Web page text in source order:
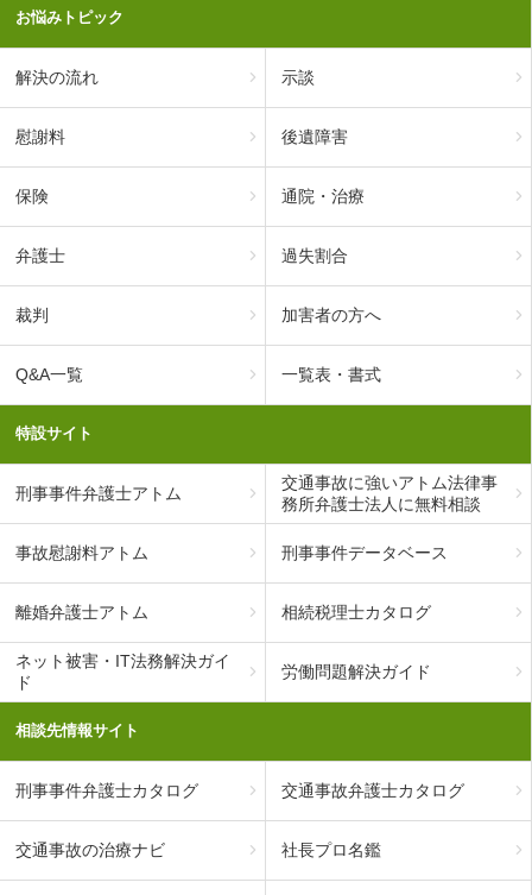
お悩みトピック
解決の流れ 示談
慰謝料 後遺障害
保険 通院・治療
弁護士 過失割合
裁判 加害者の方へ
Q&A一覧 一覧表・書式
特設サイト
刑事事件弁護士アトム
交通事故に強いアトム法律事
務所弁護士法人に無料相談
事故慰謝料アトム 刑事事件データベース
離婚弁護士アトム 相続税理士カタログ
ネット被害・IT法務解決ガイ
ド
労働問題解決ガイド
相談先情報サイト
刑事事件弁護士カタログ 交通事故弁護士カタログ
交通事故の治療ナビ 社長プロ名鑑